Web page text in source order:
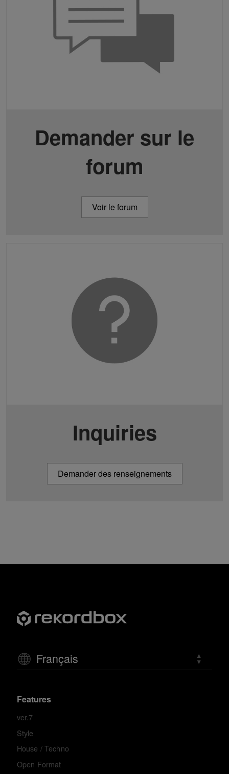
Demander sur le
forum
Voir le forum
Inquiries
Demander des renseignements
Français
Features
ver.7
Style
House / Techno
Open Format